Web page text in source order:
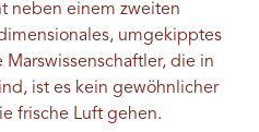
neben einem zweiten
umgekipptes
Marswissenschaftler, die in
ist es kein gewöhnlicher
frische Luft gehen.